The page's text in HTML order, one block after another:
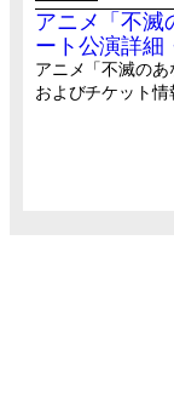
アニメ「不滅
ート公演詳細
アニメ「不滅の
およびチケット